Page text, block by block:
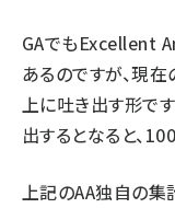
GAでもExcellent
あるのですが、現
上に吐き出す形で
出するとなると、
上記のAA独自の集